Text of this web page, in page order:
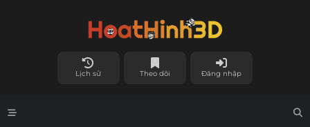
Lịch sử Theo dõi Đăng nhập